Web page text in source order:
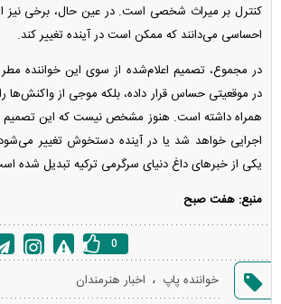
کنترل بر میراث شخصی است. در عین حال، برخی نیز
احساسی می‌دانند که ممکن است در آینده تغییر کند.
در مجموع، تصمیم اعلام‌شده از سوی این خواننده
در موقعیتی حساس قرار داده، بلکه موجی از واکنش‌ها
همراه داشته است. هنوز مشخص نیست که این
اجرایی خواهد شد یا در آینده دستخوش تغییر
یکی از خبر‌های داغ دنیای سرگرمی ترکیه تبدیل شده
منبع: هفت صبح
خطا
0
خواننده پاپ ، اخبار هنرمندان